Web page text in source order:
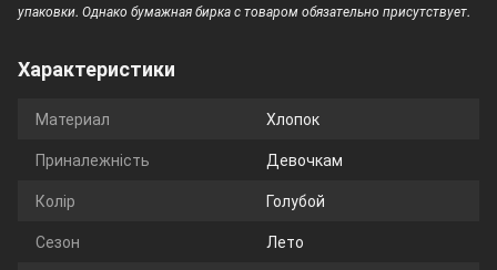
упаковки. Однако бумажная бирка с товаром обязательно присутствует.
Характеристики
Материал
Хлопок
Приналежність
Девочкам
Колір
Голубой
Сезон
Лето